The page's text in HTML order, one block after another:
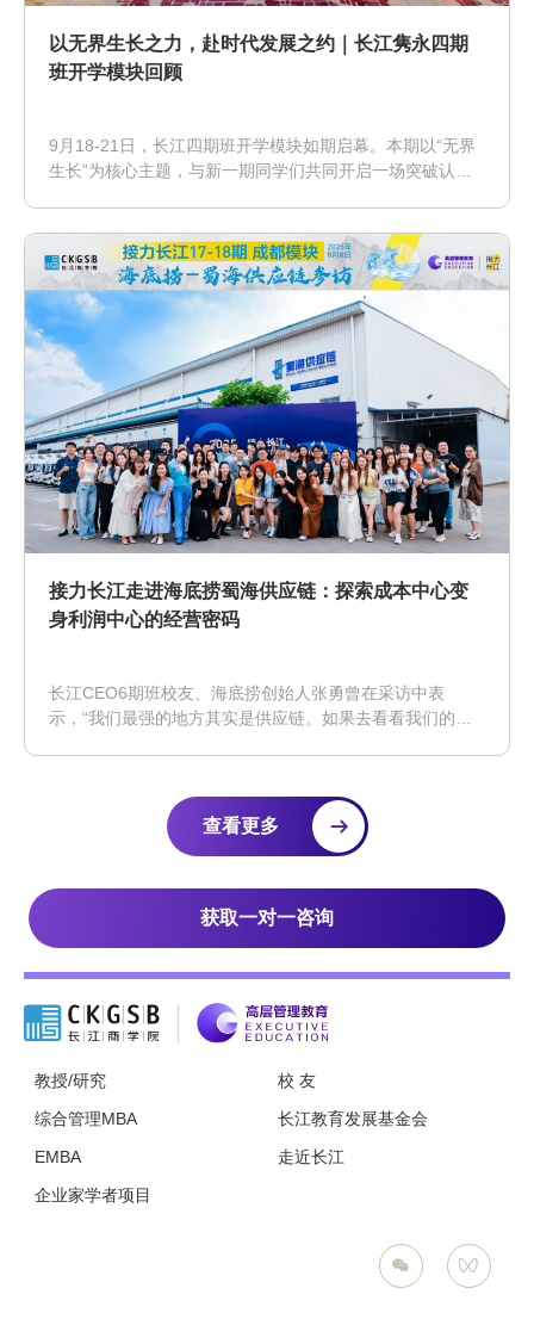
以无界生长之力，赴时代发展之约｜长江隽永四期
班开学模块回顾
9月18-21日，长江四期班开学模块如期启幕。本期以“无界
生长”为核心主题，与新一期同学们共同开启一场突破认知
共荣之道。
接力长江走进海底捞蜀海供应链：探索成本中心变
身利润中心的经营密码
长江CEO6期班校友、海底捞创始人张勇曾在采访中表
示，“我们最强的地方其实是供应链。如果去看看我们的中
查看更多
获取一对一咨询
教授/研究
综合管理MBA
EMBA
企业家学者项目
校 友
长江教育发展基金会
走近长江